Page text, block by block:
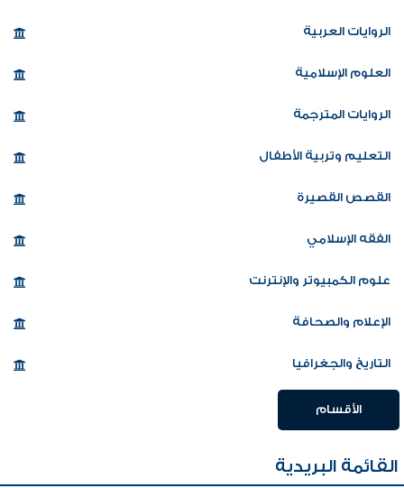
الروايات العربية
العلوم الإسلامية
الروايات المترجمة
التعليم وتربية الأطفال
القصص القصيرة
الفقه الإسلامي
علوم الكمبيوتر والإنترنت
الإعلام والصحافة
التاريخ والجغرافيا
الأقسام
القائمة البريدية